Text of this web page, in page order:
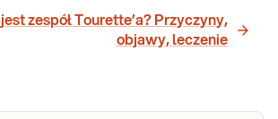
zespół Tourette’a? Przyczyny,
objawy, leczenie